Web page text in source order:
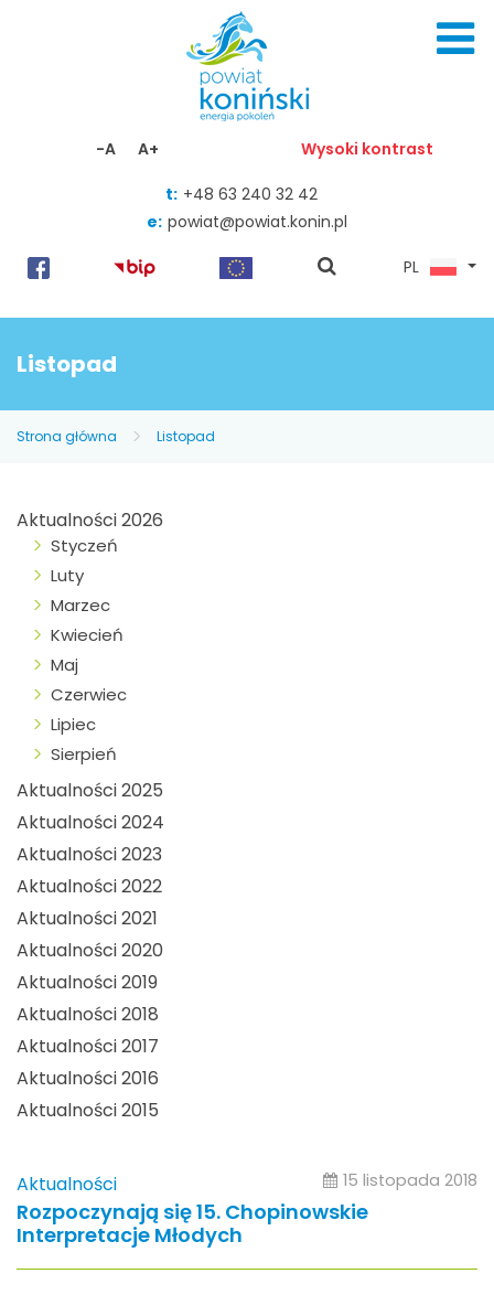
-A A+ Wysoki kontrast
t: +48 63 240 32 42
e: powiat@powiat.konin.pl
pokaż
PL
Listopad
Strona główna Listopad
Aktualności 2026
Styczeń
Luty
Marzec
Kwiecień
Maj
Czerwiec
Lipiec
Sierpień
Aktualności 2025
Aktualności 2024
Aktualności 2023
Aktualności 2022
Aktualności 2021
Aktualności 2020
Aktualności 2019
Aktualności 2018
Aktualności 2017
Aktualności 2016
Aktualności 2015
Aktualności 15 listopada 2018
Rozpoczynają się 15. Chopinowskie
Interpretacje Młodych